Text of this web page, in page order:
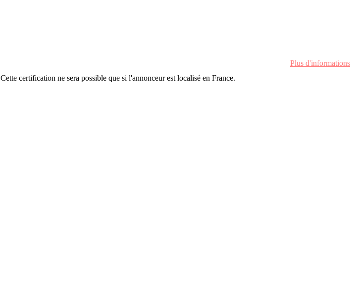
Plus d'informations
Cette certification ne sera possible que si l'annonceur est localisé en France.